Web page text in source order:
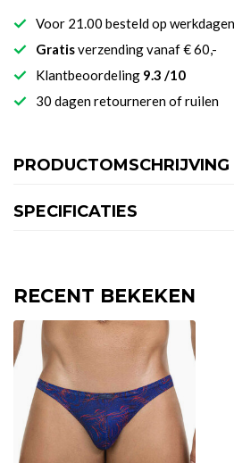
Voor 21.00 besteld op
Gratisverzending vanaf € 60,-
Klantbeoordeling 9.3 /10
30 dagen retourneren of ruilen
PRODUCTOMSCHRIJVING
SPECIFICATIES
RECENT BEKEKEN